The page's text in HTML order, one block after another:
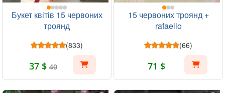
Букет квітів 15 червоних
троянд
(833)
37 $ 40
15 червоних троянд +
rafaello
(66)
71 $